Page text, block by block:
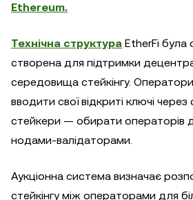
Ethereum.
Технічна структура EtherFi була
створена для підтримки
середовища стейкінгу.
вводити свої відкриті ключі
стейкери — обирати операторів
нодами-валідаторами.
Аукціонна система визначає
стейкінгу між операторами для